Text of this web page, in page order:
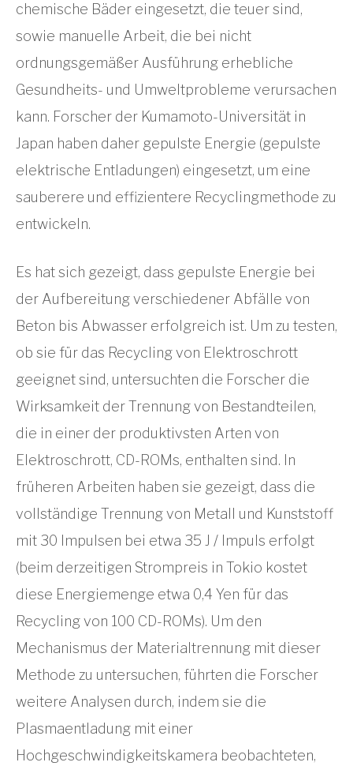
chemische Bäder eingesetzt, die teuer sind,
sowie manuelle Arbeit, die bei nicht
ordnungsgemäßer Ausführung erhebliche
Gesundheits- und Umweltprobleme verursachen
kann. Forscher der Kumamoto-Universität in
Japan haben daher gepulste Energie (gepulste
elektrische Entladungen) eingesetzt, um eine
sauberere und effizientere Recyclingmethode zu
entwickeln.
Es hat sich gezeigt, dass gepulste Energie bei
der Aufbereitung verschiedener Abfälle von
Beton bis Abwasser erfolgreich ist. Um zu testen,
ob sie für das Recycling von Elektroschrott
geeignet sind, untersuchten die Forscher die
Wirksamkeit der Trennung von Bestandteilen,
die in einer der produktivsten Arten von
Elektroschrott, CD-ROMs, enthalten sind. In
früheren Arbeiten haben sie gezeigt, dass die
vollständige Trennung von Metall und Kunststoff
mit 30 Impulsen bei etwa 35 J / Impuls erfolgt
(beim derzeitigen Strompreis in Tokio kostet
diese Energiemenge etwa 0,4 Yen für das
Recycling von 100 CD-ROMs). Um den
Mechanismus der Materialtrennung mit dieser
Methode zu untersuchen, führten die Forscher
weitere Analysen durch, indem sie die
Plasmaentladung mit einer
Hochgeschwindigkeitskamera beobachteten,